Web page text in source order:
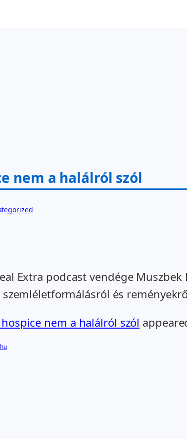
nem a halálról szól
Extra podcast vendége
és
nem a halálról szól